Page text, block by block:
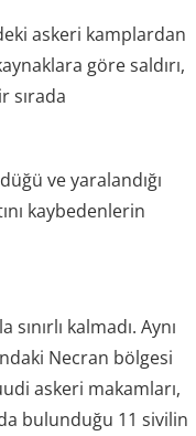
askeri kamplardan
göre saldırı,
sırada
ve yaralandığı
kaybedenlerin
sınırlı kalmadı. Aynı
Necran bölgesi
askeri makamları,
bulunduğu 11 sivilin